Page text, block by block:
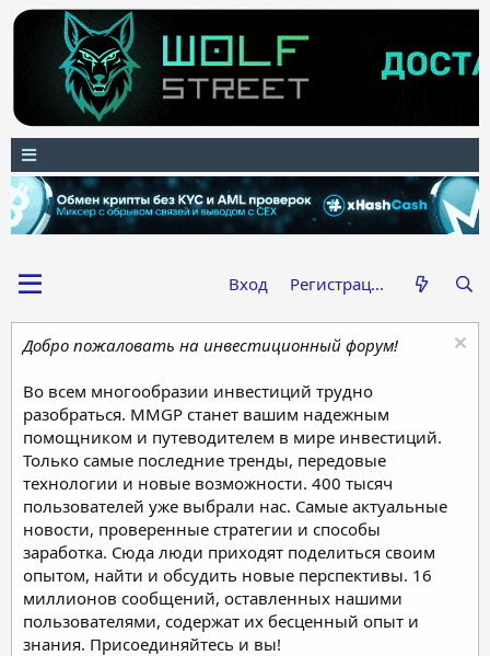
Вход Регистрация
Добро пожаловать на инвестиционный форум!
Во всем многообразии инвестиций трудно
разобраться. MMGP станет вашим надежным
помощником и путеводителем в мире инвестиций.
Только самые последние тренды, передовые
технологии и новые возможности. 400 тысяч
пользователей уже выбрали нас. Самые актуальные
новости, проверенные стратегии и способы
заработка. Сюда люди приходят поделиться своим
опытом, найти и обсудить новые перспективы. 16
миллионов сообщений, оставленных нашими
пользователями, содержат их бесценный опыт и
знания. Присоединяйтесь и вы!